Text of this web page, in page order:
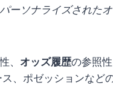
パーソナライズされた
、 オッズ履歴の参照
、ポゼッションなど